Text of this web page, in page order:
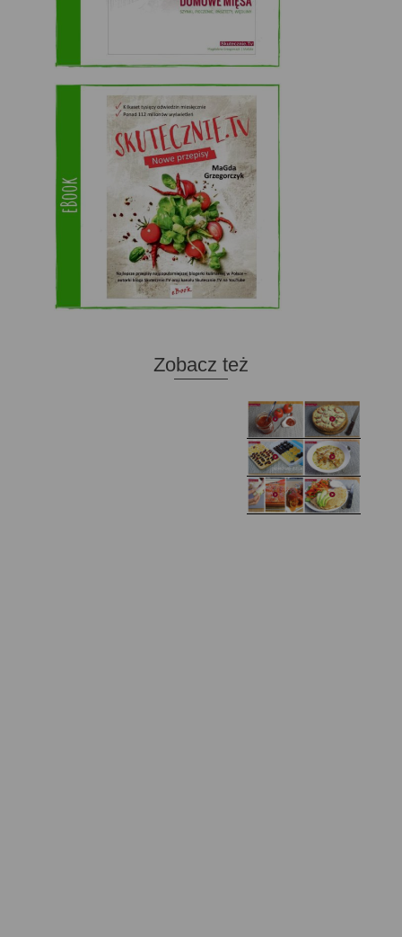
Zobacz też
Domowy ketchup (bez
cukru)
Tarta francuska z
cebulą i pomidorem
Domowe żelki
Zupa kurkowa z
selerem i pietruszką